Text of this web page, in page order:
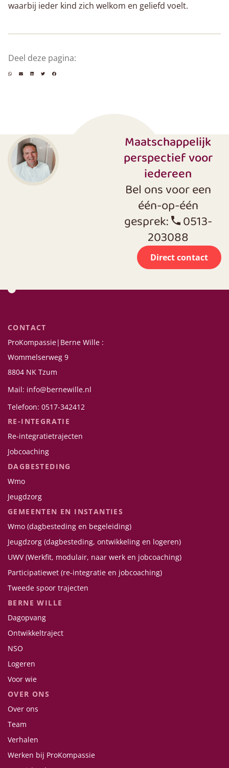
waarbij ieder kind zich welkom en geliefd voelt.
Deel deze pagina:
Maatschappelijk
perspectief voor
iedereen
Bel ons voor een
één-op-één
gesprek: 0513-
203088
Direct contact
CONTACT
ProKompassie|Berne Wille :
Wommelserweg 9
8804 NK Tzum
Mail: info@bernewille.nl
Telefoon: 0517-342412
RE-INTEGRATIE
Re-integratietrajecten
Jobcoaching
DAGBESTEDING
Wmo
Jeugdzorg
GEMEENTEN EN INSTANTIES
Wmo (dagbesteding en begeleiding)
Jeugdzorg (dagbesteding, ontwikkeling en logeren)
UWV (Werkfit, modulair, naar werk en jobcoaching)
Participatiewet (re-integratie en jobcoaching)
Tweede spoor trajecten
BERNE WILLE
Dagopvang
Ontwikkeltraject
NSO
Logeren
Voor wie
OVER ONS
Over ons
Team
Verhalen
Werken bij ProKompassie